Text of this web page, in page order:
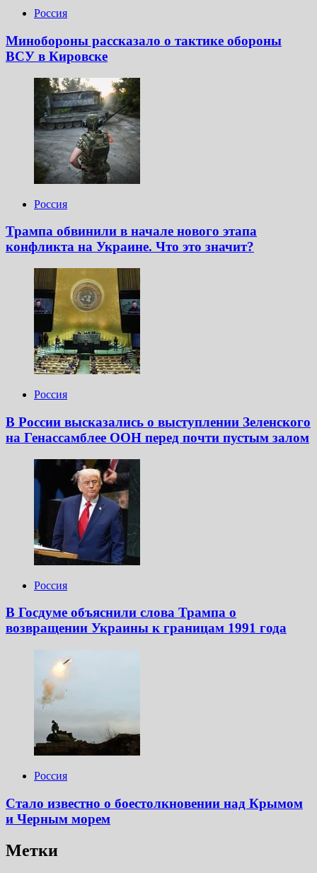
Россия
Минобороны рассказало о тактике обороны
ВСУ в Кировске
Россия
Трампа обвинили в начале нового этапа
конфликта на Украине. Что это значит?
Россия
В России высказались о выступлении Зеленского
на Генассамблее ООН перед почти пустым залом
Россия
В Госдуме объяснили слова Трампа о
возвращении Украины к границам 1991 года
Россия
Стало известно о боестолкновении над Крымом
и Черным морем
Метки